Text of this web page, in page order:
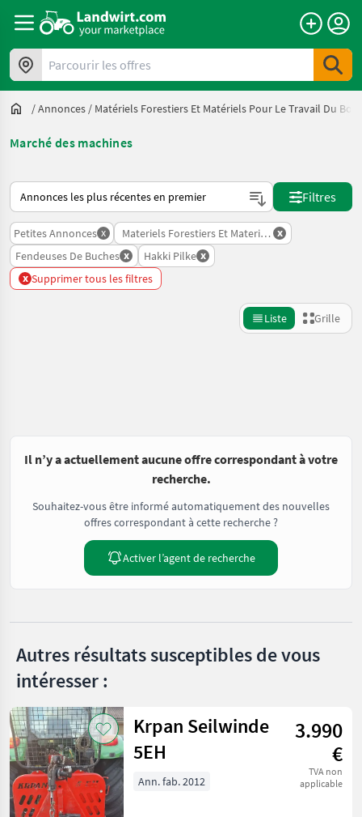
Parcourir les offres
/Annonces / Matériels Forestiers Et Matériels Pour Le Travail Du Bois
Marché des machines
Voici comment les annonces sont triées sur Landwirt.com
Filtres
Petites Annonces x Materiels Forestiers Et Materiels Pour Le Travail
x
Fendeuses De Buches x Hakki Pilke x
x Supprimer tous les filtres
Liste Grille
Il n’y a actuellement aucune offre correspondant à votre
recherche.
Souhaitez-vous être informé automatiquement des nouvelles
offres correspondant à cette recherche ?
Activer l’agent de recherche
Autres résultats susceptibles de vous
intéresser :
Krpan Seilwinde
5EH
3.990
€
TVA non
applicable
Ann. fab. 2012